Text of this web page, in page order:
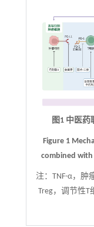
图1 中医药
Figure 1
combined with
注： TNF-α，肿
Treg，调节性T